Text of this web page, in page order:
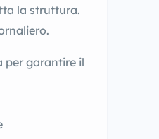
la struttura.
per garantire il